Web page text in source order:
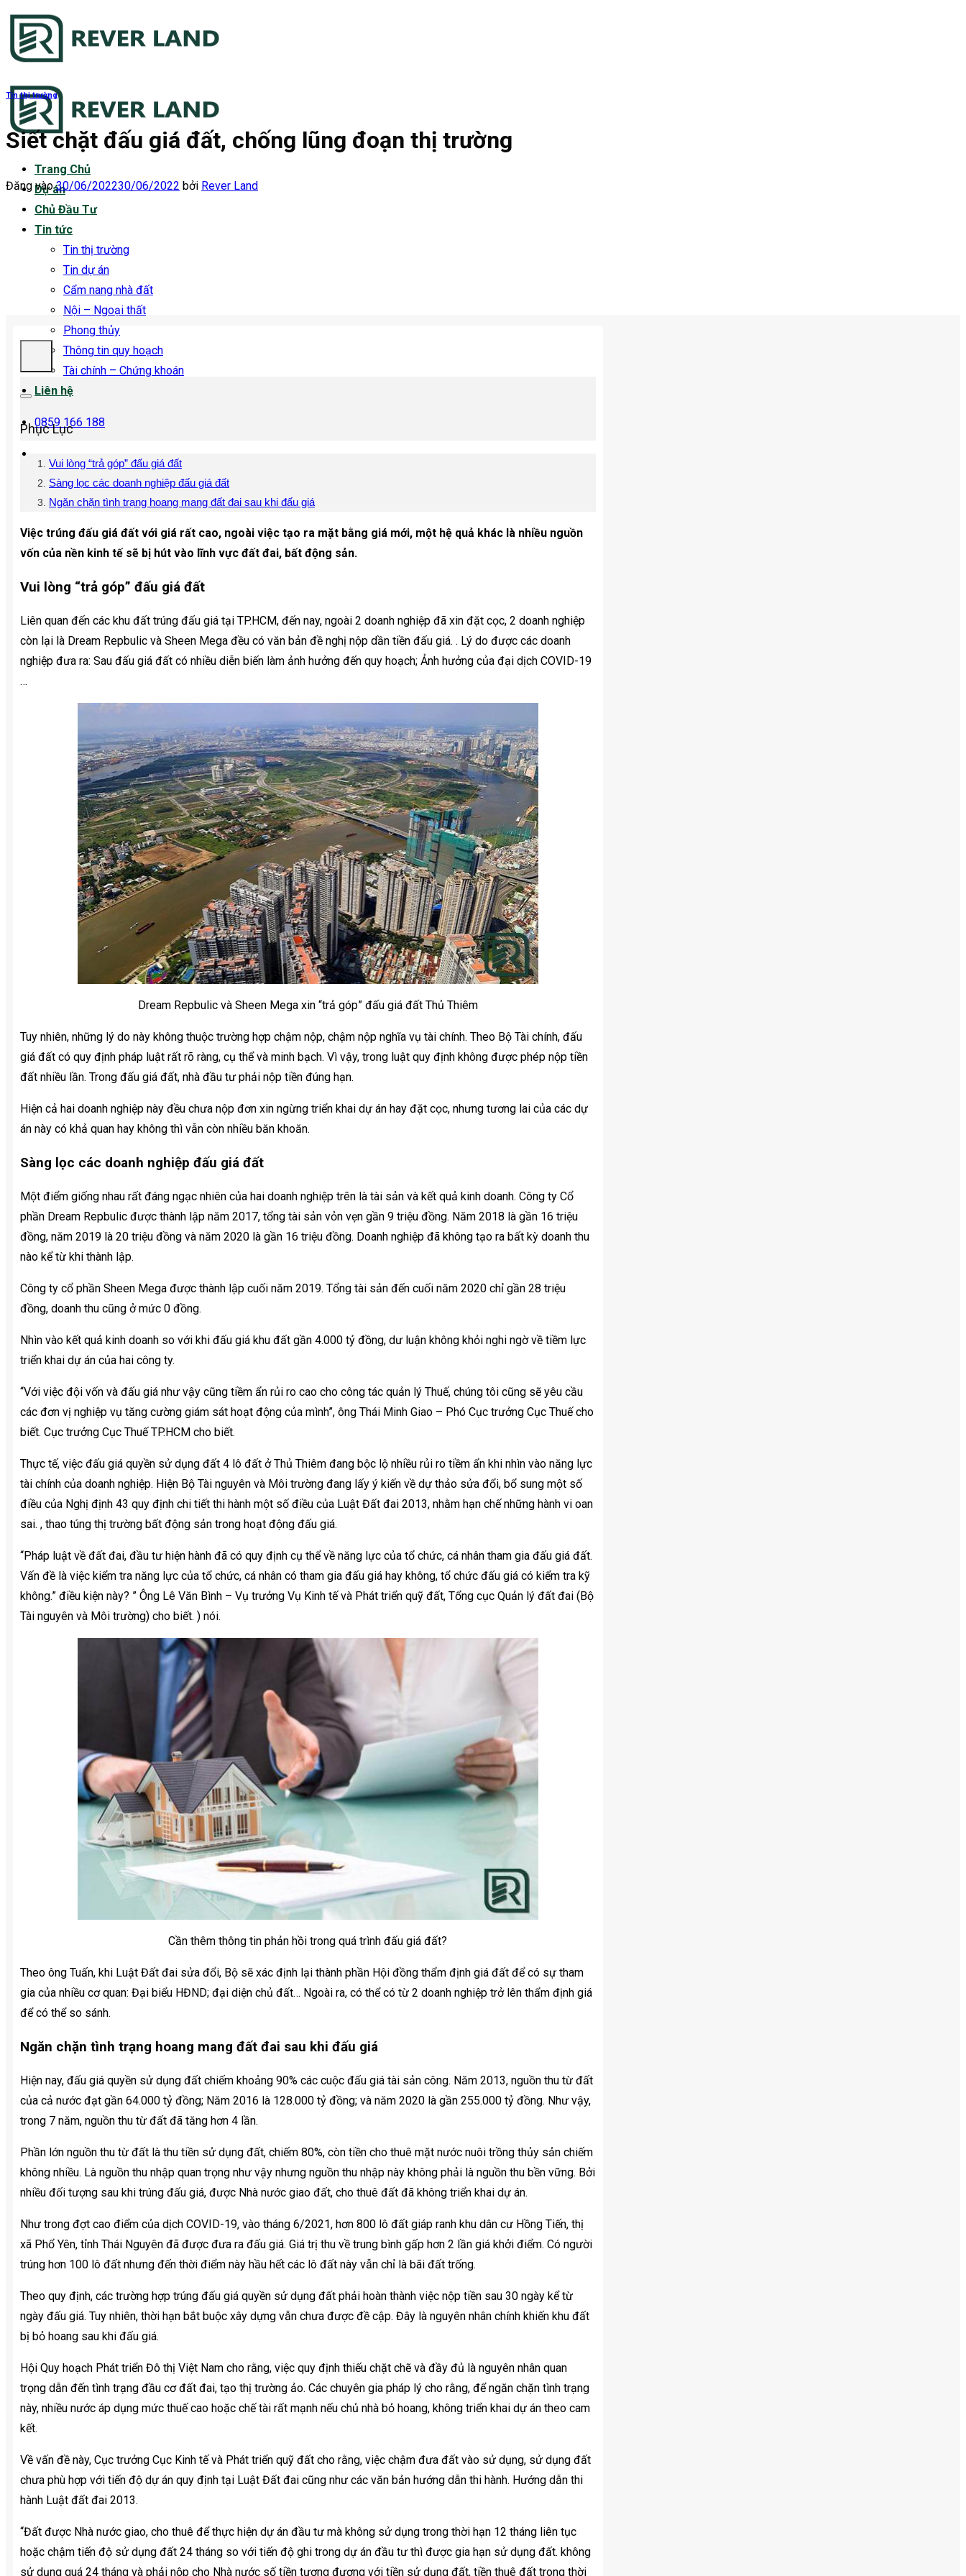
Bỏ
nội
Trang Chủ
Dự án
Chủ Đầu Tư
Tin tức
Tin thị trường
Tin dự án
Cẩm nang nhà đất
Nội – Ngoại thất
Phong thủy
Thông tin quy hoạch
Tài chính – Chứng khoán
Liên hệ
0859 166 188
Tin thị trường
Siết chặt đấu giá đất, chống lũng đoạn thị trường
Đăng vào30/06/202230/06/2022 bởi Rever Land
Phục Lục
Vui lòng “trả góp” đấu giá đất
Sàng lọc các doanh nghiệp đấu giá đất
Ngăn chặn tình trạng hoang mang đất đai sau khi đấu giá
Việc trúng đấu giá đất với giá rất cao, ngoài việc tạo ra mặt bằng giá mới, một hệ quả khác là nhiều nguồn
vốn của nền kinh tế sẽ bị hút vào lĩnh vực đất đai, bất động sản.
Vui lòng “trả góp” đấu giá đất
Liên quan đến các khu đất trúng đấu giá tại TP.HCM, đến nay, ngoài 2 doanh nghiệp đã xin đặt cọc, 2 doanh nghiệp
còn lại là Dream Repbulic và Sheen Mega đều có văn bản đề nghị nộp dần tiền đấu giá. . Lý do được các doanh
nghiệp đưa ra: Sau đấu giá đất có nhiều diễn biến làm ảnh hưởng đến quy hoạch; Ảnh hưởng của đại dịch COVID-19
…
Dream Repbulic và Sheen Mega xin “trả góp” đấu giá đất Thủ Thiêm
Tuy nhiên, những lý do này không thuộc trường hợp chậm nộp, chậm nộp nghĩa vụ tài chính. Theo Bộ Tài chính, đấu
giá đất có quy định pháp luật rất rõ ràng, cụ thể và minh bạch. Vì vậy, trong luật quy định không được phép nộp tiền
đất nhiều lần. Trong đấu giá đất, nhà đầu tư phải nộp tiền đúng hạn.
Hiện cả hai doanh nghiệp này đều chưa nộp đơn xin ngừng triển khai dự án hay đặt cọc, nhưng tương lai của các dự
án này có khả quan hay không thì vẫn còn nhiều băn khoăn.
Sàng lọc các doanh nghiệp đấu giá đất
Một điểm giống nhau rất đáng ngạc nhiên của hai doanh nghiệp trên là tài sản và kết quả kinh doanh. Công ty Cổ
phần Dream Repbulic được thành lập năm 2017, tổng tài sản vỏn vẹn gần 9 triệu đồng. Năm 2018 là gần 16 triệu
đồng, năm 2019 là 20 triệu đồng và năm 2020 là gần 16 triệu đồng. Doanh nghiệp đã không tạo ra bất kỳ doanh thu
nào kể từ khi thành lập.
Công ty cổ phần Sheen Mega được thành lập cuối năm 2019. Tổng tài sản đến cuối năm 2020 chỉ gần 28 triệu
đồng, doanh thu cũng ở mức 0 đồng.
Nhìn vào kết quả kinh doanh so với khi đấu giá khu đất gần 4.000 tỷ đồng, dư luận không khỏi nghi ngờ về tiềm lực
triển khai dự án của hai công ty.
“Với việc đội vốn và đấu giá như vậy cũng tiềm ẩn rủi ro cao cho công tác quản lý Thuế, chúng tôi cũng sẽ yêu cầu
các đơn vị nghiệp vụ tăng cường giám sát hoạt động của mình”, ông Thái Minh Giao – Phó Cục trưởng Cục Thuế cho
biết. Cục trưởng Cục Thuế TP.HCM cho biết.
Thực tế, việc đấu giá quyền sử dụng đất 4 lô đất ở Thủ Thiêm đang bộc lộ nhiều rủi ro tiềm ẩn khi nhìn vào năng lực
tài chính của doanh nghiệp. Hiện Bộ Tài nguyên và Môi trường đang lấy ý kiến ​​về dự thảo sửa đổi, bổ sung một số
điều của Nghị định 43 quy định chi tiết thi hành một số điều của Luật Đất đai 2013, nhằm hạn chế những hành vi oan
sai. , thao túng thị trường bất động sản trong hoạt động đấu giá.
“Pháp luật về đất đai, đầu tư hiện hành đã có quy định cụ thể về năng lực của tổ chức, cá nhân tham gia đấu giá đất.
Vấn đề là việc kiểm tra năng lực của tổ chức, cá nhân có tham gia đấu giá hay không, tổ chức đấu giá có kiểm tra kỹ
không.” điều kiện này? ” Ông Lê Văn Bình – Vụ trưởng Vụ Kinh tế và Phát triển quỹ đất, Tổng cục Quản lý đất đai (Bộ
Tài nguyên và Môi trường) cho biết. ) nói.
Cần thêm thông tin phản hồi trong quá trình đấu giá đất?
Theo ông Tuấn, khi Luật Đất đai sửa đổi, Bộ sẽ xác định lại thành phần Hội đồng thẩm định giá đất để có sự tham
gia của nhiều cơ quan: Đại biểu HĐND; đại diện chủ đất… Ngoài ra, có thể có từ 2 doanh nghiệp trở lên thẩm định giá
để có thể so sánh.
Ngăn chặn tình trạng hoang mang đất đai sau khi đấu giá
Hiện nay, đấu giá quyền sử dụng đất chiếm khoảng 90% các cuộc đấu giá tài sản công. Năm 2013, nguồn thu từ đất
của cả nước đạt gần 64.000 tỷ đồng; Năm 2016 là 128.000 tỷ đồng; và năm 2020 là gần 255.000 tỷ đồng. Như vậy,
trong 7 năm, nguồn thu từ đất đã tăng hơn 4 lần.
Phần lớn nguồn thu từ đất là thu tiền sử dụng đất, chiếm 80%, còn tiền cho thuê mặt nước nuôi trồng thủy sản chiếm
không nhiều. Là nguồn thu nhập quan trọng như vậy nhưng nguồn thu nhập này không phải là nguồn thu bền vững. Bởi
nhiều đối tượng sau khi trúng đấu giá, được Nhà nước giao đất, cho thuê đất đã không triển khai dự án.
Như trong đợt cao điểm của dịch COVID-19, vào tháng 6/2021, hơn 800 lô đất giáp ranh khu dân cư Hồng Tiến, thị
xã Phổ Yên, tỉnh Thái Nguyên đã được đưa ra đấu giá. Giá trị thu về trung bình gấp hơn 2 lần giá khởi điểm. Có người
trúng hơn 100 lô đất nhưng đến thời điểm này hầu hết các lô đất này vẫn chỉ là bãi đất trống.
Theo quy định, các trường hợp trúng đấu giá quyền sử dụng đất phải hoàn thành việc nộp tiền sau 30 ngày kể từ
ngày đấu giá. Tuy nhiên, thời hạn bắt buộc xây dựng vẫn chưa được đề cập. Đây là nguyên nhân chính khiến khu đất
bị bỏ hoang sau khi đấu giá.
Hội Quy hoạch Phát triển Đô thị Việt Nam cho rằng, việc quy định thiếu chặt chẽ và đầy đủ là nguyên nhân quan
trọng dẫn đến tình trạng đầu cơ đất đai, tạo thị trường ảo. Các chuyên gia pháp lý cho rằng, để ngăn chặn tình trạng
này, nhiều nước áp dụng mức thuế cao hoặc chế tài rất mạnh nếu chủ nhà bỏ hoang, không triển khai dự án theo cam
kết.
Về vấn đề này, Cục trưởng Cục Kinh tế và Phát triển quỹ đất cho rằng, việc chậm đưa đất vào sử dụng, sử dụng đất
chưa phù hợp với tiến độ dự án quy định tại Luật Đất đai cũng như các văn bản hướng dẫn thi hành. Hướng dẫn thi
hành Luật đất đai 2013.
“Đất được Nhà nước giao, cho thuê để thực hiện dự án đầu tư mà không sử dụng trong thời hạn 12 tháng liên tục
hoặc chậm tiến độ sử dụng đất 24 tháng so với tiến độ ghi trong dự án đầu tư thì được gia hạn sử dụng đất. không
sử dụng quá 24 tháng và phải nộp cho Nhà nước số tiền tương đương với tiền sử dụng đất, tiền thuê đất trong thời